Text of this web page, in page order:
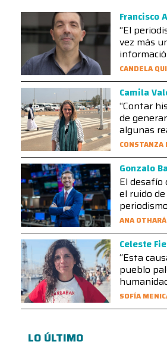
Francisco
“El
vez más
CANDELA
Camila
“Contar
de
algunas
CONSTANZA
Gonzalo
El
el ruido
periodismo
ANA
Celeste
“Esta
pueblo
SOFÍA
LO ÚLTIMO